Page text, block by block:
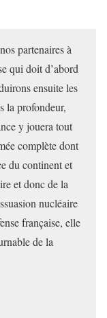
partenaires à
qui doit d’abord
ensuite les
la profondeur,
y jouera tout
complète dont
du continent et
et donc de la
nucléaire
française, elle
de la